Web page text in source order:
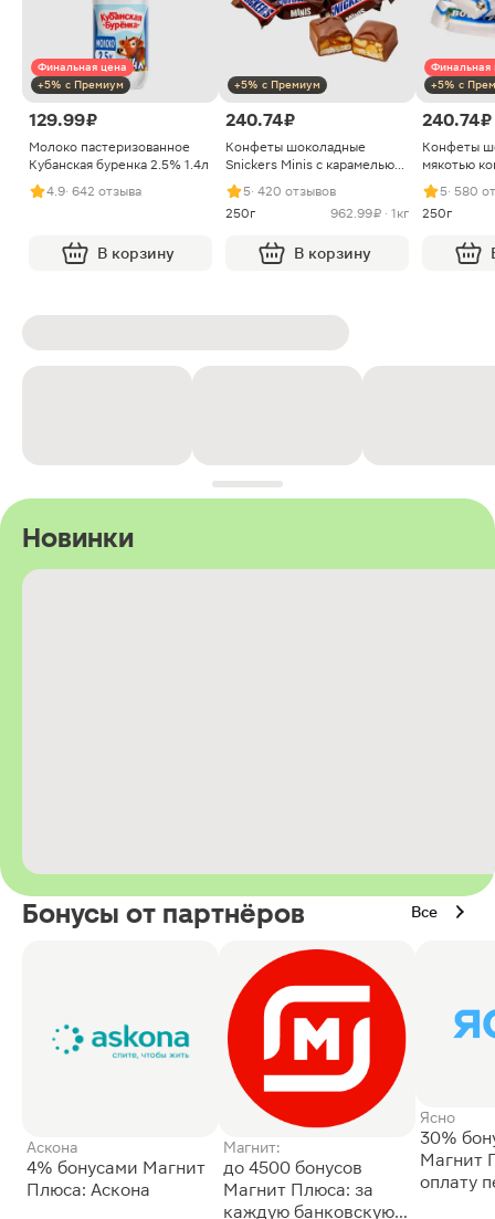
Финальная цена
+5% с Премиум
129.99 ₽
Молоко пастеризованное
Кубанская буренка 2.5% 1.4л
4.9· 642 отзыва
В корзину
+5% с Премиум
240.74 ₽
Конфеты шоколадные
Snickers Minis с карамелью
арахисом и нугой
5· 420 отзывов
250г
962.99 ₽ · 1кг
В корзину
Финальная
+5% с
240.74 ₽
Конфеты
мякотью
5· 580
250г
Новинки
Бонусы от партнёров Все
Аскона
4% бонусами Магнит
Плюса: Аскона
Магнит:
до 4500 бонусов
Магнит Плюса: за
каждую банковскую
Ясно
30%
Магнит
оплату